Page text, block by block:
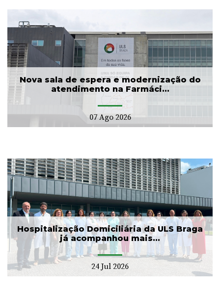
Nova sala de espera e modernização do
atendimento na Farmáci...
07 Ago 2026
Hospitalização Domiciliária da ULS Braga
já acompanhou mais...
24 Jul 2026